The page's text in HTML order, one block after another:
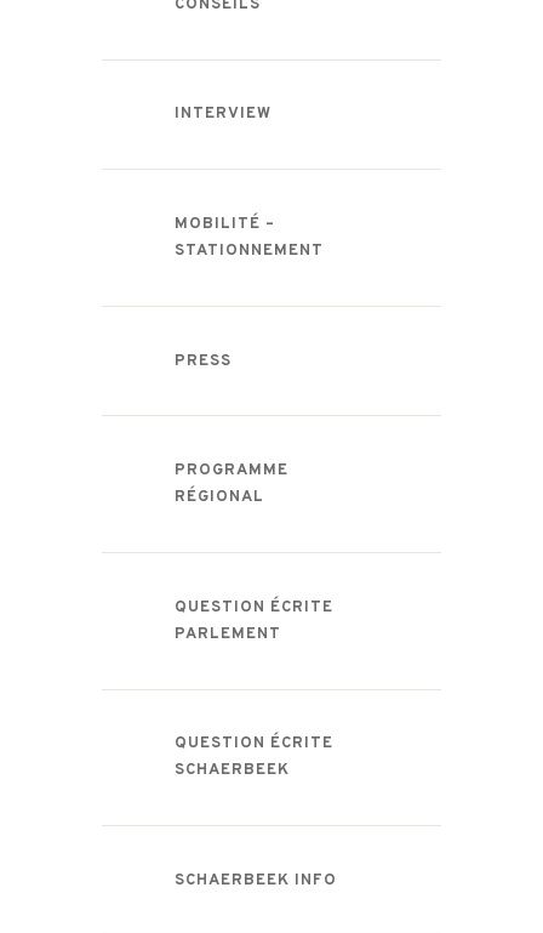
CONSEILS
INTERVIEW
MOBILITÉ –
STATIONNEMENT
PRESS
PROGRAMME
RÉGIONAL
QUESTION ÉCRITE
PARLEMENT
QUESTION ÉCRITE
SCHAERBEEK
SCHAERBEEK INFO